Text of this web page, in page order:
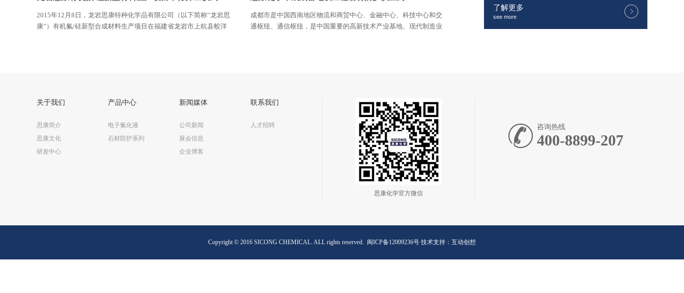
2015年12月8日，龙岩思康特种化学品有限公司（以下简称“龙岩思
康”）有机氟/硅新型合成材料生产项目在福建省龙岩市上杭县蛟洋
行“八项规定、六项禁令”精神，精简仪式活动，厉行勤俭节约，提
资创建，项目自2012年开始筹备创建工作，于2015年被列为福建
省重点项目，在省、市、县、镇多级政府的关心与大力支持下，得
以超前完成开工前期的设计、勘探、政府审批工作，顺利举行开工
建成达产后预计年产值达2.6亿元，可实现利税7800万元，将对区
域经济社会产生积极影响。同时，企业也将秉承“绿色化工”、“可
化排放物处理系统，做到环保节能，承担企业应尽的社会责任。
成都市是中国西南地区物流和商贸中心、金融中心、科技中心和交
通枢纽、通信枢纽，是中国重要的高新技术产业基地、现代制造业
要做好石材防护（防水）工作不容易，公司专门成立了由公司董事
长程思聪、总经理韩孝松、营销总监郑盛城、技术部经理程朝伟、
工程部经理钟海平为成员的项目专案小组。其成员专成到成都进行
实地考擦，根据当地的气候，地质条件，设计了一套严密的施工方
案：思康KY10六面防护涂涮二遍另加做一遍底面密封剂KY50。 为
了让业主、设计、施工等各方充分了解并信任我司本套石材防护
（防水）施工方案，我司还引进国家石材质量监督检验检测中心为
第三方检测平台进行现场水泥与石材之间的粘接力拉拔检测，公司
产品高效的防护能力和粘接能力赢得了现场各位领导的高度认可。
量、施工方法等情况。随后，刘部长一行在程总等公司领导的陪同
下参观了我司技术研发中心、产品展示厅、生产车间等，郑总详细
点、销售渠道等情况。 在众多的投标企业中，泉州市思康新材料发
2016-07
了解更多
see more
关于我们
思康简介
思康文化
研发中心
产品中心
电子氟化液
石材防护系列
新闻媒体
公司新闻
展会信息
企业博客
联系我们
人才招聘
思康化学官方微信
咨询热线
400-8899-207
Copyright © 2016 SICONG CHEMICAL. ALL rights reserved. 闽ICP备12009236号 技术支持： 互动创想